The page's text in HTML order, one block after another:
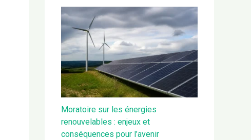
Moratoire sur les énergies
renouvelables : enjeux et
conséquences pour l’avenir